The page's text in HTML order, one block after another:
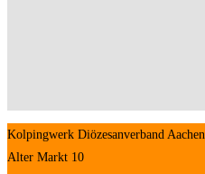
Kolpingwerk Diözesanverband Aachen
Alter Markt 10